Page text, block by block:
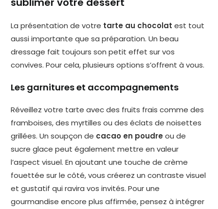
La présentation de votre tarte au chocolat est tout
aussi importante que sa préparation. Un beau
dressage fait toujours son petit effet sur vos
convives. Pour cela, plusieurs options s’offrent à vous.
Les garnitures et accompagnements
Réveillez votre tarte avec des fruits frais comme des
framboises, des myrtilles ou des éclats de noisettes
grillées. Un soupçon de cacao en poudre ou de
sucre glace peut également mettre en valeur
l’aspect visuel. En ajoutant une touche de crème
fouettée sur le côté, vous créerez un contraste visuel
et gustatif qui ravira vos invités. Pour une
gourmandise encore plus affirmée, pensez à intégrer